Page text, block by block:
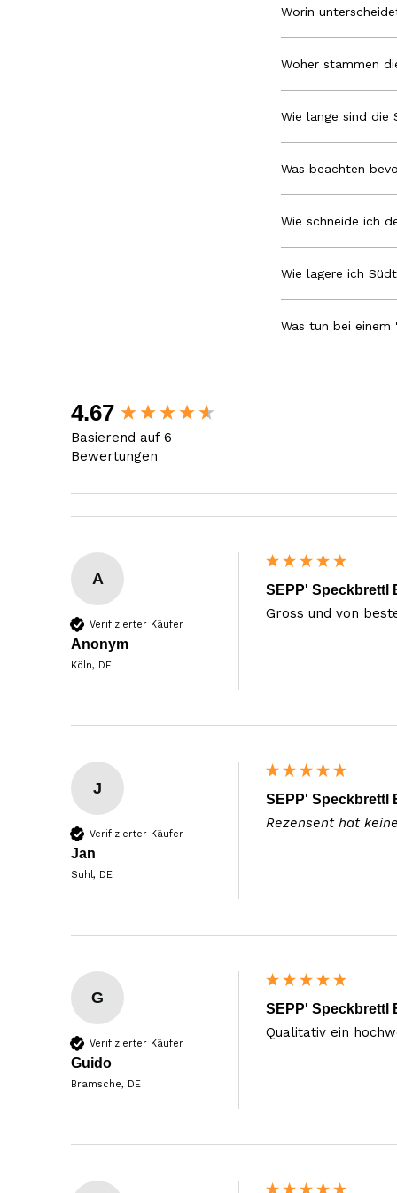
Worin
Woher stammen
Wie lange sind die
Was beachten
Wie schneide ich
Wie lagere ich
Was tun bei
4.67
Basierend auf 6
Bewertungen
A
Verifizierter Käufer
Anonym
Köln, DE
SEPP' Speckbrettl
Gross und von
J
Verifizierter Käufer
Jan
Suhl, DE
SEPP' Speckbrettl
Rezensent hat
G
Verifizierter Käufer
Guido
Bramsche, DE
SEPP' Speckbrettl
Qualitativ ein
New content loaded